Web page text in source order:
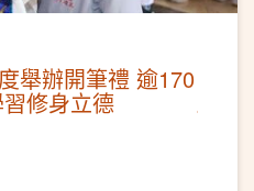
舉辦開筆禮 逾170
修身立德